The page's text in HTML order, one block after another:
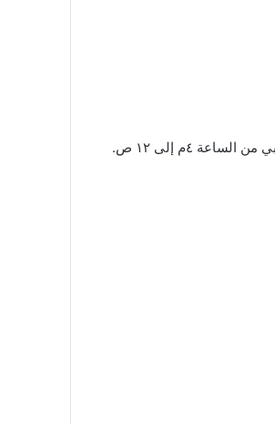
يقع اللاونج داخل مجمع ريفرووك، حي التعاون، شارع الحسين بن علي. الافتتاح التجريبي من الساعة ٤م إلى ١٢ ص.